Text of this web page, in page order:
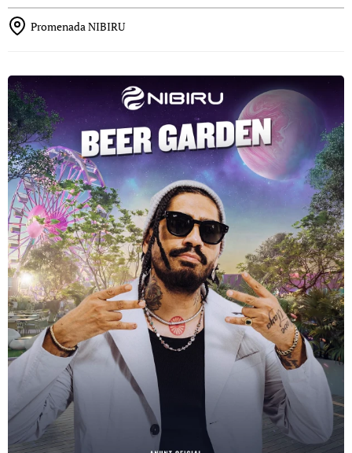
Promenada NIBIRU